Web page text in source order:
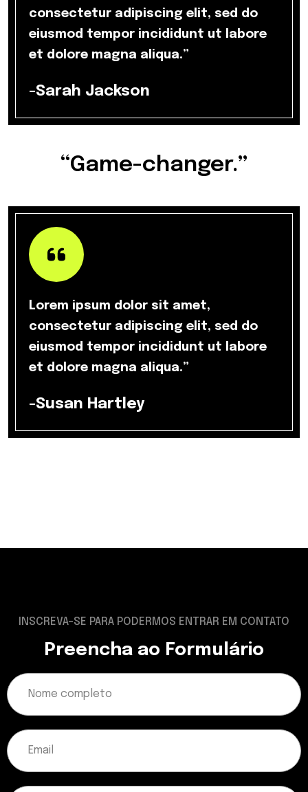
consectetur adipiscing elit, sed do
eiusmod tempor incididunt ut labore
et dolore magna aliqua.”
-Sarah Jackson
“Game-changer.”
Lorem ipsum dolor sit amet,
consectetur adipiscing elit, sed do
eiusmod tempor incididunt ut labore
et dolore magna aliqua.”
-Susan Hartley
INSCREVA-SE PARA PODERMOS ENTRAR EM CONTATO
Preencha ao Formulário